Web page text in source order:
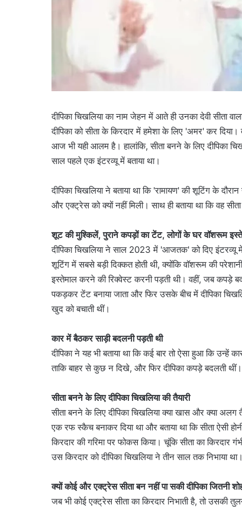
दीपिका चिखलिया का नाम जेहन में आते ही उनका देवी सीता
दीपिका को सीता के किरदार में हमेशा के लिए 'अमर' कर
आज भी यही आलम है। हालांकि, सीता बनने के लिए दीपिका
साल पहले एक इंटरव्यू में बताया था।
दीपिका चिखलिया ने बताया था कि 'रामायण' की शूटिंग के
और एक्ट्रेस को क्यों नहीं मिली। साथ ही बताया था कि वह
शूट की मुश्किलें, पुराने कपड़ों का टेंट, लोगों के घर वॉशरूम
दीपिका चिखलिया ने साल 2023 में 'आजतक' को दिए इंटरव्यू
शूटिंग में सबसे बड़ी दिक्कत होती थी, क्योंकि वॉशरूम की
इस्तेमाल करने की रिक्वेस्ट करनी पड़ती थी। वहीं, जब कपड़े
पकड़कर टेंट बनाया जाता और फिर उसके बीच में दीपिका
खुद को बचाती थीं।
कार में बैठकर साड़ी बदलनी पड़ती थी
दीपिका ने यह भी बताया था कि कई बार तो ऐसा हुआ कि
ताकि बाहर से कुछ न दिखे, और फिर दीपिका कपड़े बदलती थीं।
सीता बनने के लिए दीपिका चिखलिया की तैयारी
सीता बनने के लिए दीपिका चिखलिया क्या खास और क्या अलग
एक रफ स्कैच बनाकर दिया था और बताया था कि सीता ऐसी
किरदार की गरिमा पर फोकस किया। चूंकि सीता का
उस किरदार को दीपिका चिखलिया ने तीन साल तक निभाया था।
क्यों कोई और एक्ट्रेस सीता बन नहीं पा सकी दीपिका जितनी
जब भी कोई एक्ट्रेस सीता का किरदार निभाती है, तो उसकी